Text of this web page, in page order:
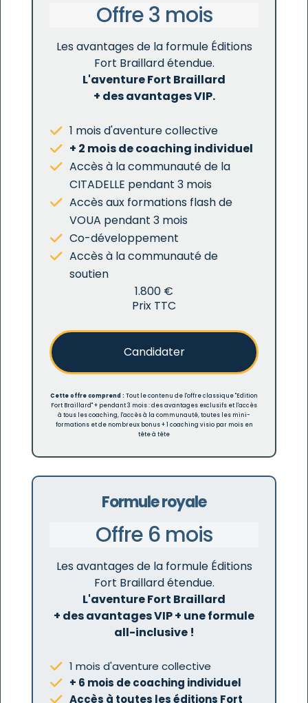
Offre 3 mois
Les avantages de la formule Éditions
Fort Braillard étendue.
L'aventure Fort Braillard
+ des avantages VIP.
1 mois d'aventure collective
+ 2 mois de coaching individuel
Accès à la communauté de la
CITADELLE pendant 3 mois
Accès aux formations flash de
VOUA pendant 3 mois
Co-développement
Accès à la communauté de
soutien
1.800 €
Prix TTC
Candidater
Cette offre comprend : Tout le contenu de l'offre classique "Edition
Fort Braillard" + pendant 3 mois : des avantages exclusifs et l'accès
à tous les coaching, l'accès à la communauté, toutes les mini-
formations et de nombreux bonus + 1 coaching visio par mois en
tête à tête
Formule royale
Offre 6 mois
Les avantages de la formule Éditions
Fort Braillard étendue.
L'aventure Fort Braillard
+ des avantages VIP + une formule
all-inclusive !
1 mois d'aventure collective
+ 6 mois de coaching individuel
Accès à toutes les éditions Fort